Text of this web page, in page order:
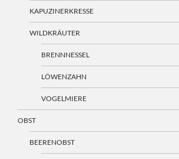
KAPUZINERKRESSE
WILDKRÄUTER
BRENNNESSEL
LÖWENZAHN
VOGELMIERE
OBST
BEERENOBST